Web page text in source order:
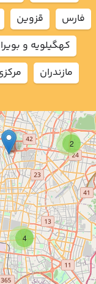
2
4
فارس
قزوين
كهگيلويه و
مازندران